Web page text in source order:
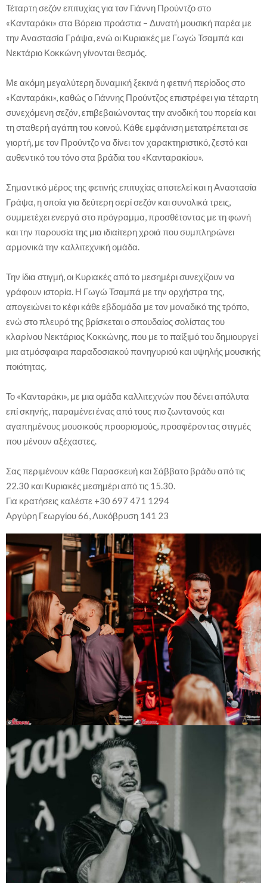
Τέταρτη σεζόν επιτυχίας για τον Γιάννη Προύντζο στο
«Κανταράκι» στα Βόρεια προάστια – Δυνατή μουσική παρέα με
την Αναστασία Γράψα, ενώ οι Κυριακές με Γωγώ Τσαμπά και
Νεκτάριο Κοκκώνη γίνονται θεσμός.
Με ακόμη μεγαλύτερη δυναμική ξεκινά η φετινή περίοδος στο
«Κανταράκι», καθώς ο Γιάννης Προύντζος επιστρέφει για τέταρτη
συνεχόμενη σεζόν, επιβεβαιώνοντας την ανοδική του πορεία και
τη σταθερή αγάπη του κοινού. Κάθε εμφάνιση μετατρέπεται σε
γιορτή, με τον Προύντζο να δίνει τον χαρακτηριστικό, ζεστό και
αυθεντικό του τόνο στα βράδια του «Κανταρακίου».
Σημαντικό μέρος της φετινής επιτυχίας αποτελεί και η Αναστασία
Γράψα, η οποία για δεύτερη σερί σεζόν και συνολικά τρεις,
συμμετέχει ενεργά στο πρόγραμμα, προσθέτοντας με τη φωνή
και την παρουσία της μια ιδιαίτερη χροιά που συμπληρώνει
αρμονικά την καλλιτεχνική ομάδα.
Την ίδια στιγμή, οι Κυριακές από το μεσημέρι συνεχίζουν να
γράφουν ιστορία. Η Γωγώ Τσαμπά με την ορχήστρα της,
απογειώνει το κέφι κάθε εβδομάδα με τον μοναδικό της τρόπο,
ενώ στο πλευρό της βρίσκεται ο σπουδαίος σολίστας του
κλαρίνου Νεκτάριος Κοκκώνης, που με το παίξιμό του δημιουργεί
μια ατμόσφαιρα παραδοσιακού πανηγυριού και υψηλής μουσικής
ποιότητας.
Το «Κανταράκι», με μια ομάδα καλλιτεχνών που δένει απόλυτα
επί σκηνής, παραμένει ένας από τους πιο ζωντανούς και
αγαπημένους μουσικούς προορισμούς, προσφέροντας στιγμές
που μένουν αξέχαστες.
Σας περιμένουν κάθε Παρασκευή και Σάββατο βράδυ από τις
22.30 και Κυριακές μεσημέρι από τις 15.30.
Για κρατήσεις καλέστε +30 697 471 1294
Αργύρη Γεωργίου 66, Λυκόβρυση 141 23